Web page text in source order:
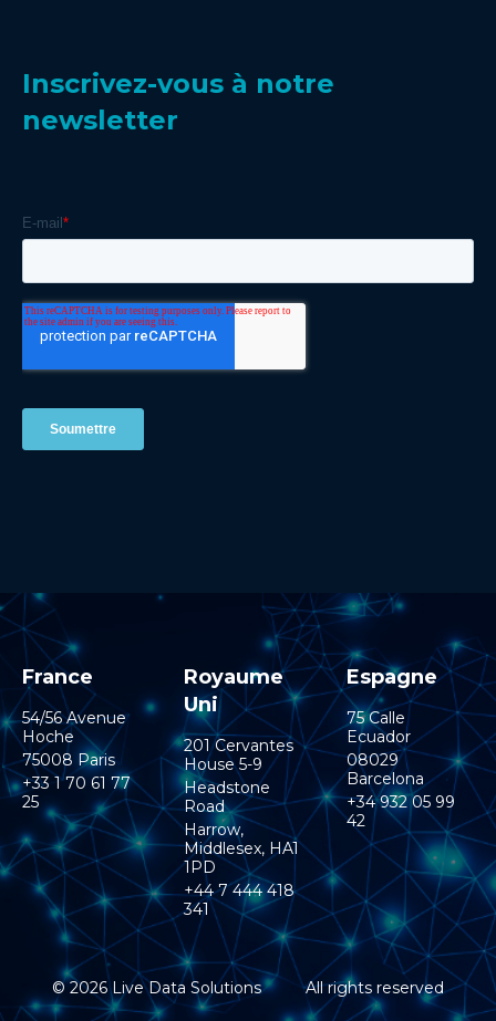
Inscrivez-vous à notre
newsletter
France
54/56 Avenue
Hoche
75008 Paris
+33 1 70 61 77
25
Royaume
Uni
201 Cervantes
House 5-9
Headstone
Road
Harrow,
Middlesex, HA1
1PD
+44 7 444 418
341
Espagne
75 Calle
Ecuador
08029
Barcelona
+34 932 05 99
42
© 2026 Live Data Solutions All rights reserved